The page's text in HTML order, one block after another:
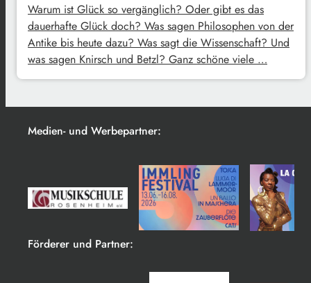
Warum ist Glück so vergänglich? Oder gibt es das
dauerhafte Glück doch? Was sagen Philosophen von der
Antike bis heute dazu? Was sagt die Wissenschaft? Und
was sagen Knirsch und Betzl? Ganz schöne viele …
Medien- und Werbepartner:
Förderer und Partner: